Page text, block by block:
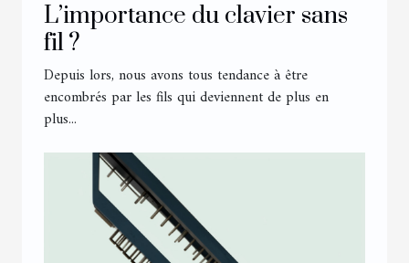
L’importance du clavier sans
fil ?
Depuis lors, nous avons tous tendance à être
encombrés par les fils qui deviennent de plus en
plus...